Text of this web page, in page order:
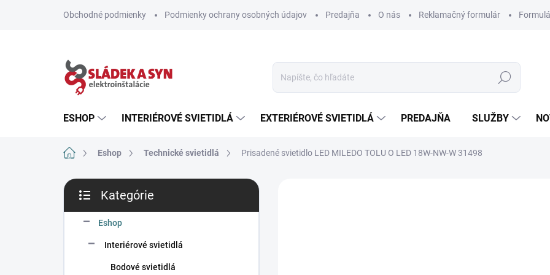
Obchodné podmienky Podmienky ochrany osobných údajov Predajňa O nás Reklamačný formulár
Hľadať
ESHOP INTERIÉROVÉ SVIETIDLÁ EXTERIÉROVÉ SVIETIDLÁ PREDAJŇA SLUŽBY
DomovEshop Technické svietidlá Prisadené svietidlo LED MILEDO TOLU O LED 18W-NW-W 31498
B
č
kategórie
Kategórie
Eshop
Interiérové svietidlá
Bodové svietidlá